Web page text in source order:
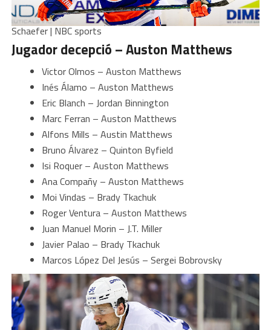
Schaefer | NBC sports
Jugador decepció – Auston Matthews
Victor Olmos – Auston Matthews
Inés Álamo – Auston Matthews
Eric Blanch – Jordan Binnington
Marc Ferran – Auston Matthews
Alfons Mills – Austin Matthews
Bruno Álvarez – Quinton Byfield
Isi Roquer – Auston Matthews
Ana Compañy – Auston Matthews
Moi Vindas – Brady Tkachuk
Roger Ventura – Auston Matthews
Juan Manuel Morin – J.T. Miller
Javier Palao – Brady Tkachuk
Marcos López Del Jesús – Sergei Bobrovsky